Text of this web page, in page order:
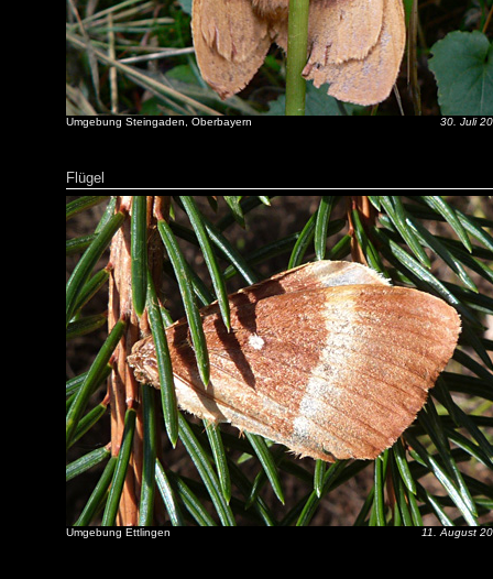
Umgebung Steingaden, Oberbayern 30. Juli
Flügel
Umgebung Ettlingen 11. August